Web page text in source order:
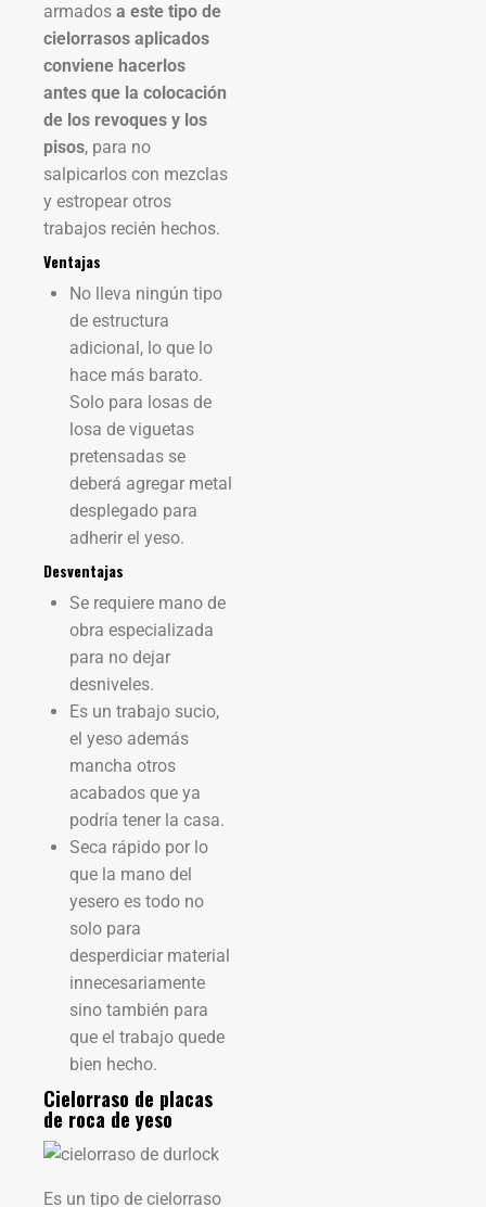
armados a este tipo de
cielorrasos aplicados
conviene hacerlos
antes que la colocación
de los revoques y los
pisos, para no
salpicarlos con mezclas
y estropear otros
trabajos recién hechos.
Ventajas
No lleva ningún tipo
de estructura
adicional, lo que lo
hace más barato.
Solo para losas de
losa de viguetas
pretensadas se
deberá agregar metal
desplegado para
adherir el yeso.
Desventajas
Se requiere mano de
obra especializada
para no dejar
desniveles.
Es un trabajo sucio,
el yeso además
mancha otros
acabados que ya
podría tener la casa.
Seca rápido por lo
que la mano del
yesero es todo no
solo para
desperdiciar material
innecesariamente
sino también para
que el trabajo quede
bien hecho.
Cielorraso de placas
de roca de yeso
Es un tipo de cielorraso